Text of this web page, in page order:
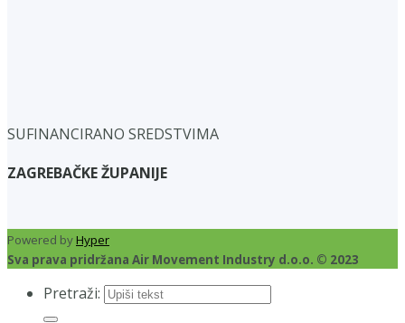
SUFINANCIRANO SREDSTVIMA
ZAGREBAČKE ŽUPANIJE
Powered byHyper
Sva prava pridržana Air Movement Industry d.o.o. © 2023
Pretraži: